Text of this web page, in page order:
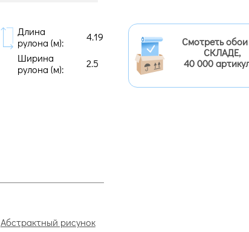
Длина
рулона (м):
4.19
Ширина
рулона (м):
2.5
Абстрактный рисунок
Смотреть
СКЛАДЕ,
40 000